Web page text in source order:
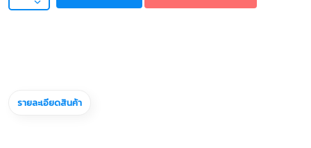
รายละเอียดสินค้า